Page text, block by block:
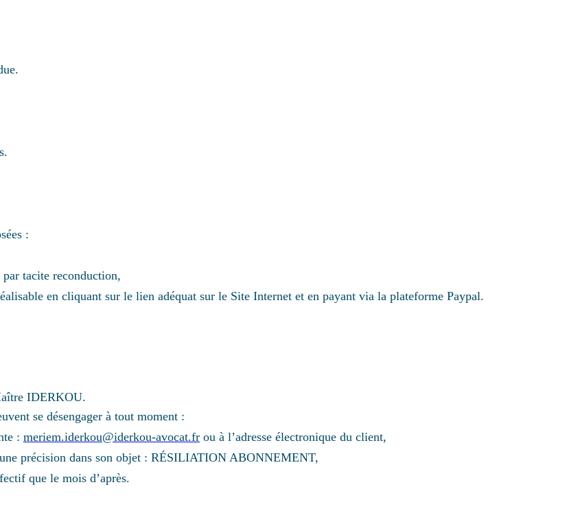
:
tacite reconduction,
en cliquant sur le lien adéquat sur le Site Internet et en payant via la plateforme Paypal.
IDERKOU.
se désengager à tout moment :
: meriem.iderkou@iderkou-avocat.fr ou à l’adresse électronique du client,
précision dans son objet : RÉSILIATION ABONNEMENT,
que le mois d’après.